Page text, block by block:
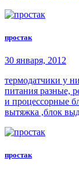
простак
30 января, 2012
термодатчики у
питания разные,
и процессорные
вытяжка ,блок
простак